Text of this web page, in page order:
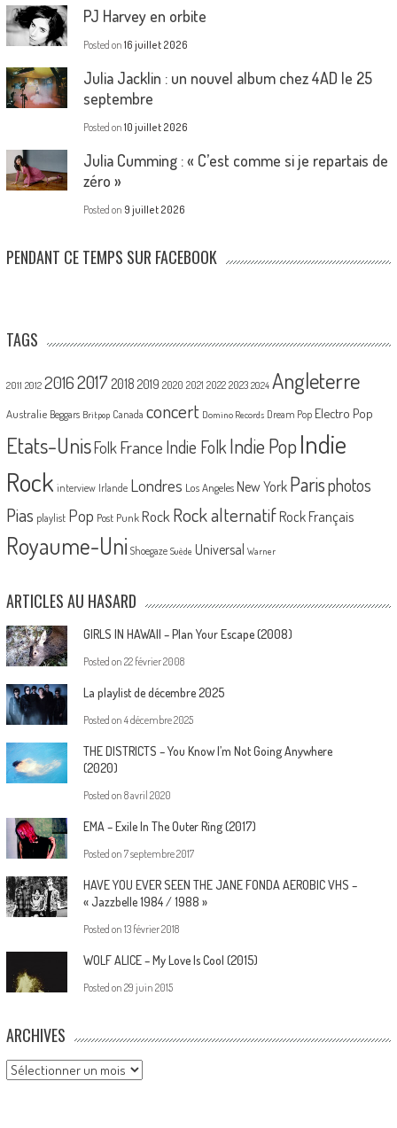
PJ Harvey en orbite
Posted on 16 juillet 2026
Julia Jacklin : un nouvel album chez 4AD le 25
septembre
Posted on 10 juillet 2026
Julia Cumming : « C’est comme si je repartais de
zéro »
Posted on 9 juillet 2026
PENDANT CE TEMPS SUR FACEBOOK
TAGS
2011 2012 20162017 2018 2019 2020 2021 2022 2023 2024 Angleterre
Australie Beggars Britpop Canada concert Domino Records Dream Pop Electro Pop
Etats-UnisFolk France Indie Folk Indie PopIndie
Rock interview Irlande Londres Los Angeles New York Parisphotos
Pias playlist Pop Post Punk Rock Rock alternatif Rock Français
Royaume-Uni Shoegaze Suède Universal Warner
ARTICLES AU HASARD
GIRLS IN HAWAII – Plan Your Escape (2008)
Posted on 22 février 2008
La playlist de décembre 2025
Posted on 4 décembre 2025
THE DISTRICTS – You Know I’m Not Going Anywhere
(2020)
Posted on 8 avril 2020
EMA – Exile In The Outer Ring (2017)
Posted on 7 septembre 2017
HAVE YOU EVER SEEN THE JANE FONDA AEROBIC VHS –
« Jazzbelle 1984 / 1988 »
Posted on 13 février 2018
WOLF ALICE – My Love Is Cool (2015)
Posted on 29 juin 2015
ARCHIVES
Archives